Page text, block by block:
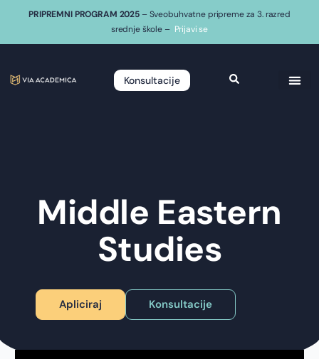
PRIPREMNI PROGRAM 2025 – Sveobuhvatne pripreme za 3. razred
srednje škole – Prijavi se
Konsultacije
Middle Eastern
Studies
Apliciraj Konsultacije